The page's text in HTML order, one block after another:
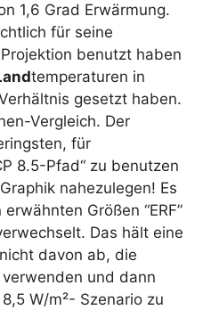
1,6 Grad Erwärmung.
für seine
Projektion benutzt haben
temperaturen in
gesetzt haben.
Vergleich. Der
für
8.5-Pfad“ zu benutzen
nahezulegen! Es
Größen “ERF”
Das hält eine
nicht davon ab, die
und dann
W/m²- Szenario zu